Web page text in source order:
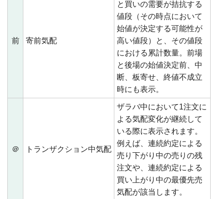
前 寄前気配
と買いの需要が拮抗する
値段（その時点において
始値が決定する可能性が
高い値段）と、その値段
における累計数量。前場
と後場の始値決定前、中
断、板寄せ、終値不成立
時にも表示。
＠ トランザクション中気配
ザラバ中において1注文に
よる気配変化が継続して
いる際に表示されます。
例えば、連続約定による
売り下がり中の売りの残
注文や、連続約定による
買い上がり中の最優先売
気配が該当します。